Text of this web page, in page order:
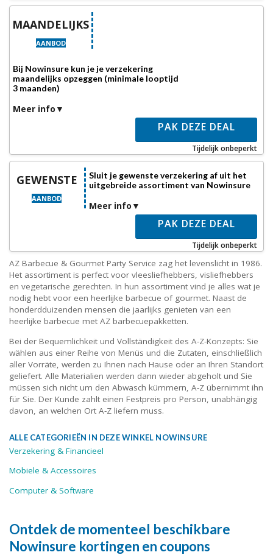
MAANDELIJKS
AANBOD
Bij Nowinsure kun je je verzekering
maandelijks opzeggen (minimale looptijd
3 maanden)
Meer info
PAK DEZE DEAL
Tijdelijk onbeperkt
GEWENSTE
AANBOD
Sluit je gewenste verzekering af uit het
uitgebreide assortiment van Nowinsure
Meer info
PAK DEZE DEAL
Tijdelijk onbeperkt
AZ Barbecue & Gourmet Party Service zag het levenslicht in 1986.
Het assortiment is perfect voor vleesliefhebbers, visliefhebbers
en vegetarische gerechten. In hun assortiment vind je alles wat je
nodig hebt voor een heerlijke barbecue of gourmet. Naast de
honderdduizenden mensen die jaarlijks genieten van een
heerlijke barbecue met AZ barbecuepakketten.
Bei der Bequemlichkeit und Vollständigkeit des A-Z-Konzepts: Sie
wählen aus einer Reihe von Menüs und die Zutaten, einschließlich
aller Vorräte, werden zu Ihnen nach Hause oder an Ihren Standort
geliefert. Alle Materialien werden dann wieder abgeholt und Sie
müssen sich nicht um den Abwasch kümmern, A-Z übernimmt ihn
für Sie. Der Kunde zahlt einen Festpreis pro Person, unabhängig
davon, an welchen Ort A-Z liefern muss.
ALLE CATEGORIEËN IN DEZE WINKEL NOWINSURE
Verzekering & Financieel
Mobiele & Accessoires
Computer & Software
Ontdek de momenteel beschikbare
Nowinsure kortingen en coupons